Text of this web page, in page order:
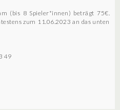
(bis 8 Spieler*innen) beträgt 75€.
zum 11.06.2023 an das unten
49